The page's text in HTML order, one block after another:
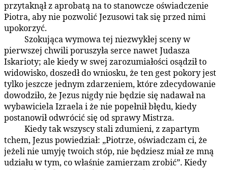
przytaknął z aprobatą na to stanowcze oświadczenie
Piotra, aby nie pozwolić Jezusowi tak się przed nimi
upokorzyć.
179:3.4Szokująca wymowa tej niezwykłej sceny w
pierwszej chwili poruszyła serce nawet Judasza
Iskarioty; ale kiedy w swej zarozumiałości osądził to
widowisko, doszedł do wniosku, że ten gest pokory jest
tylko jeszcze jednym zdarzeniem, które zdecydowanie
dowodziło, że Jezus nigdy nie będzie się nadawał na
wybawiciela Izraela i że nie popełnił błędu, kiedy
postanowił odwrócić się od sprawy Mistrza.
Kiedy tak wszyscy stali zdumieni, z zapartym
tchem, Jezus powiedział: „Piotrze, oświadczam ci, że
jeżeli nie umyję twoich stóp, nie będziesz miał ze mną
udziału w tym, co właśnie zamierzam zrobić”. Kiedy